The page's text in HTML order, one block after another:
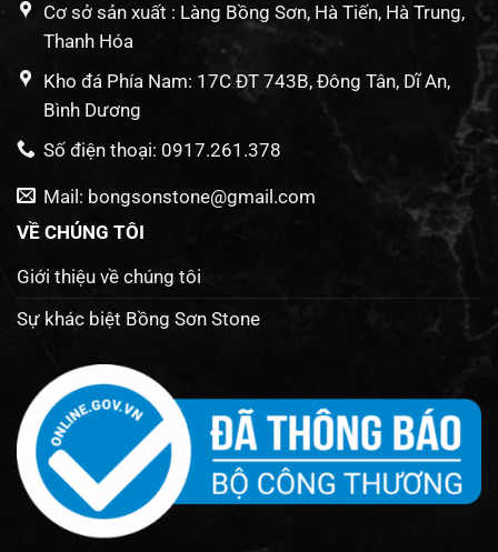
Cơ sở sản xuất : Làng Bồng Sơn, Hà Tiến, Hà Trung,
Thanh Hóa
Kho đá Phía Nam: 17C ĐT 743B, Đông Tân, Dĩ An,
Bình Dương
Số điện thoại: 0917.261.378
Mail: bongsonstone@gmail.com
VỀ CHÚNG TÔI
Giới thiệu về chúng tôi
Sự khác biệt Bồng Sơn Stone